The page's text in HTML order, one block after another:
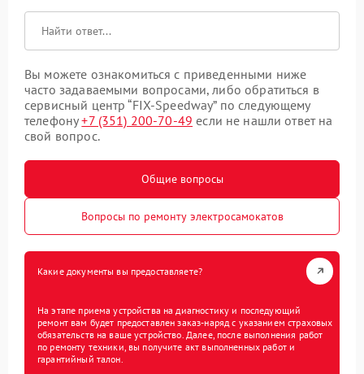
Вы можете ознакомиться с приведенными ниже
часто задаваемыми вопросами, либо обратиться в
сервисный центр “FIX-Speedway” по следующему
телефону+7 (351) 200-70-49 если не нашли ответ на
свой вопрос.
Общие вопросы
Вопросы по ремонту электросамокатов
Какие документы вы предоставляете?
На этапе приема устройства на диагностику и последующий
ремонт вам будет предоставлен заказ-наряд с указанием страховых
обязательств на ваше устройство. Далее, после выполнения работ
по ремонту техники, вы получите акт выполненных работ и
гарантийный талон.